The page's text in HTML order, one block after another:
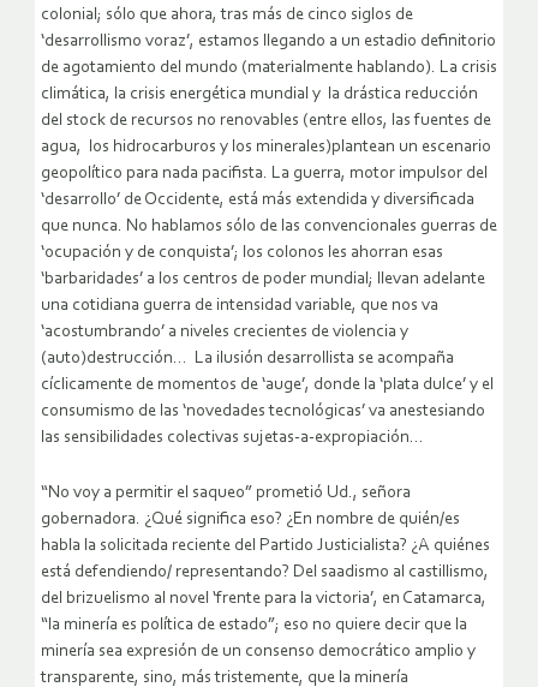
colonial; sólo que ahora, tras más de cinco siglos de
‘desarrollismo voraz’, estamos llegando a un estadio definitorio
de agotamiento del mundo (materialmente hablando). La crisis
climática, la crisis energética mundial y la drástica reducción
del stock de recursos no renovables (entre ellos, las fuentes de
agua, los hidrocarburos y los minerales)plantean un escenario
geopolítico para nada pacifista. La guerra, motor impulsor del
‘desarrollo’ de Occidente, está más extendida y diversificada
que nunca. No hablamos sólo de las convencionales guerras de
‘ocupación y de conquista’; los colonos les ahorran esas
‘barbaridades’ a los centros de poder mundial; llevan adelante
una cotidiana guerra de intensidad variable, que nos va
‘acostumbrando’ a niveles crecientes de violencia y
(auto)destrucción… La ilusión desarrollista se acompaña
cíclicamente de momentos de ‘auge’, donde la ‘plata dulce’ y el
consumismo de las ‘novedades tecnológicas’ va anestesiando
las sensibilidades colectivas sujetas-a-expropiación…
“No voy a permitir el saqueo” prometió Ud., señora
gobernadora. ¿Qué significa eso? ¿En nombre de quién/es
habla la solicitada reciente del Partido Justicialista? ¿A quiénes
está defendiendo/ representando? Del saadismo al castillismo,
del brizuelismo al novel ‘frente para la victoria’, en Catamarca,
“la minería es política de estado”; eso no quiere decir que la
minería sea expresión de un consenso democrático amplio y
transparente, sino, más tristemente, que la minería